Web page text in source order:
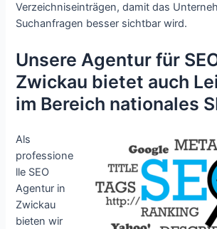
Verzeichniseinträgen, damit das
Suchanfragen besser sichtbar wird.
Unsere Agentur für
Zwickau bietet auch
im Bereich nationales
Als
professione
lle SEO
Agentur in
Zwickau
bieten wir